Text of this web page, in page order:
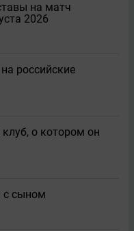
на матч
2026
российские
о котором он
с сыном